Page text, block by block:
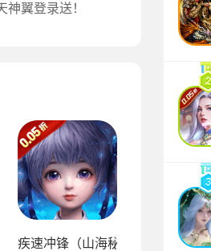
翼登录送！
甲觉醒）
疾速冲锋（山海秘藏0.05折）